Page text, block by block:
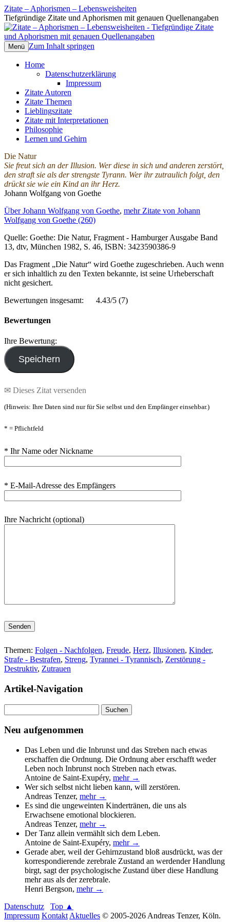
Zitate – Aphorismen – Lebensweisheiten
Tiefgründige Zitate und Aphorismen mit genauen Quellenangaben
Menü Zum Inhalt springen
Home
Datenschutzerklärung
Impressum
Zitate Autoren
Zitate Themen
Lieblingszitate
Zitate mit Interpretationen
Philosophie
Lernen und Gehirn
Die Natur
Sie freut sich an der Illusion. Wer diese in sich und anderen zerstört,
den straft sie als der strengste Tyrann. Wer ihr zutraulich folgt, den
drückt sie wie ein Kind an ihr Herz.
Johann Wolfgang von Goethe
Über Johann Wolfgang von Goethe, mehr Zitate von Johann
Wolfgang von Goethe (260)
Quelle: Goethe: Die Natur, Fragment - Hamburger Ausgabe Band
13, dtv, München 1982, S. 46, ISBN: 3423590386-9
Das Fragment „Die Natur“ wird Goethe zugeschrieben. Auch wenn
er sich inhaltlich zu den Texten bekannte, ist seine Urheberschaft
nicht gesichert.
Bewertungen insgesamt:
4.43/5 (7)
Bewertungen
Ihre Bewertung:
✉ Dieses Zitat versenden
(Hinweis: Ihre Daten sind nur für Sie selbst und den Empfänger einsehbar.)
* = Pflichtfeld
* Ihr Name oder Nickname
* E-Mail-Adresse des Empfängers
Ihre Nachricht (optional)
Bitte lasse dieses Feld leer.
Themen: Folgen - Nachfolgen, Freude, Herz, Illusionen, Kinder,
Strafe - Bestrafen, Streng, Tyrannei - Tyrannisch, Zerstörung -
Destruktiv, Zutrauen
Artikel-Navigation
nach:
Neu aufgenommen
Das Leben und die Inbrunst und das Streben nach etwas
erschaffen die Ordnung. Die Ordnung aber erschafft weder
Leben noch Inbrunst noch Streben nach etwas.
Antoine de Saint-Exupéry, mehr →
Wer sich selbst nicht lieben kann, will zerstören.
Andreas Tenzer, mehr →
Es sind die ungeweinten Kindertränen, die uns als
Erwachsene emotional blockieren.
Andreas Tenzer, mehr →
Der Tanz allein vermählt sich dem Leben.
Antoine de Saint-Exupéry, mehr →
Gerade aber, weil der Gehirnzustand bloß ausdrückt, was der
korrespondierende zerebrale Zustand an werdender Handlung
birgt, sagt der psychologische Zustand über diese Handlung
mehr aus als der zerebrale.
Henri Bergson, mehr →
Datenschutz
Top ▲
Impressum Kontakt Aktuelles © 2005-2026 Andreas Tenzer, Köln.